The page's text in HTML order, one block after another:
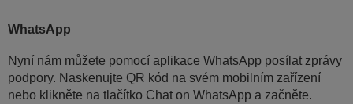
WhatsApp
Nyní nám můžete pomocí aplikace WhatsApp posílat zprávy
podpory. Naskenujte QR kód na svém mobilním zařízení
nebo klikněte na tlačítko Chat on WhatsApp a začněte.